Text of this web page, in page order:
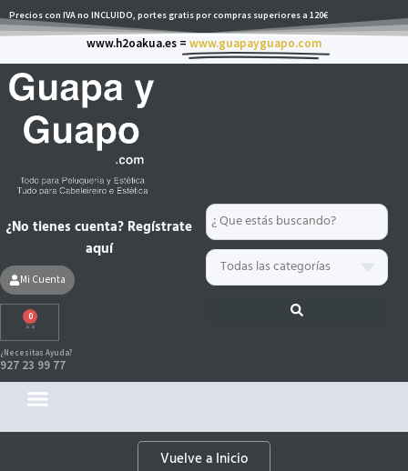
al
Precios con IVA no INCLUIDO, portes gratis por compras superiores a 120€
www.h2oakua.es = www.guapayguapo.com
Search
...
¿No tienes cuenta? Regístrate
aquí
Mi Cuenta
0
Carrito
¿Necesitas Ayuda?
927 23 99 77
Vuelve a Inicio